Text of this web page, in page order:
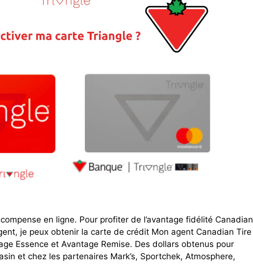
en ligne. Pour profiter de l’avantage fidélité Canadian
je peux obtenir la carte de crédit Mon agent Canadian Tire
Essence et Avantage Remise. Des dollars obtenus pour
et chez les partenaires Mark’s, Sportchek, Atmosphere,